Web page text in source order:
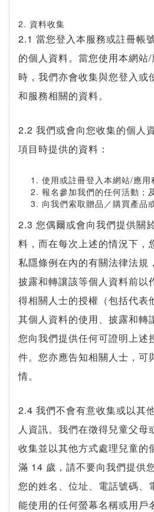
2. 資料收集
2.1 當您登入本服務或註冊帳
的個人資料。當您使用本網站
時，我們亦會收集與您登入或
和服務相關的資料。
2.2 我們或會向您收集的個人
項目時提供的資料：
使用或註冊登入本網站/應用
報名參加我們的任何活動；
向我們索取贈品／購買產品
2.3 您偶爾或會向我們提供關
料，而在每次上述的情況下，
私隱條例在內的有關法律法規
披露和轉讓該等個人資料前以
得相關人士的授權（包括代表
其個人資料的使用、披露和轉
您向我們提供任何可證明上述
件。您亦應告知相關人士，可
情。
2.4 我們不會有意收集或以其
人資訊。我們在徵得兒童父母
收集並以其他方式處理兒童的
滿 14 歲，請不要向我們提供
您的姓名、位址、電話號碼、
能使用的任何螢幕名稱或用戶